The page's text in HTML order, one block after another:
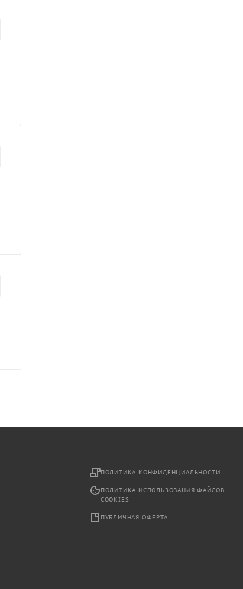
ПОЛИТИКА КОНФИДЕНЦИАЛЬНОСТИ
ПОЛИТИКА ИСПОЛЬЗОВАНИЯ ФАЙЛОВ
COOKIES
ПУБЛИЧНАЯ ОФЕРТА